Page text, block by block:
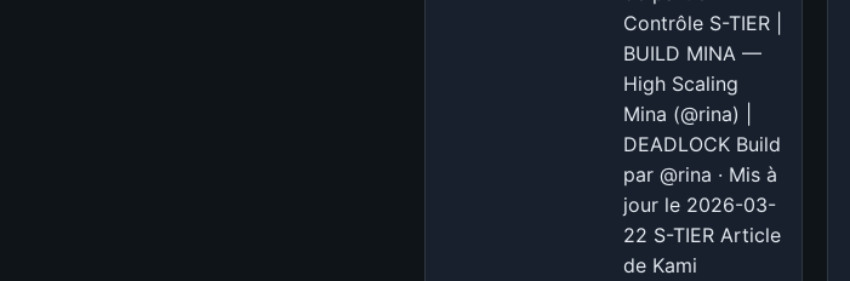
Krill
Build
(@Hydration)
|
DEADLOCK
Contrôle S-TIER |
BUILD MINA —
High Scaling
Mina (@rina) |
DEADLOCK Build
par @rina · Mis à
jour le 2026-03-
22 S-TIER Article
de Kami